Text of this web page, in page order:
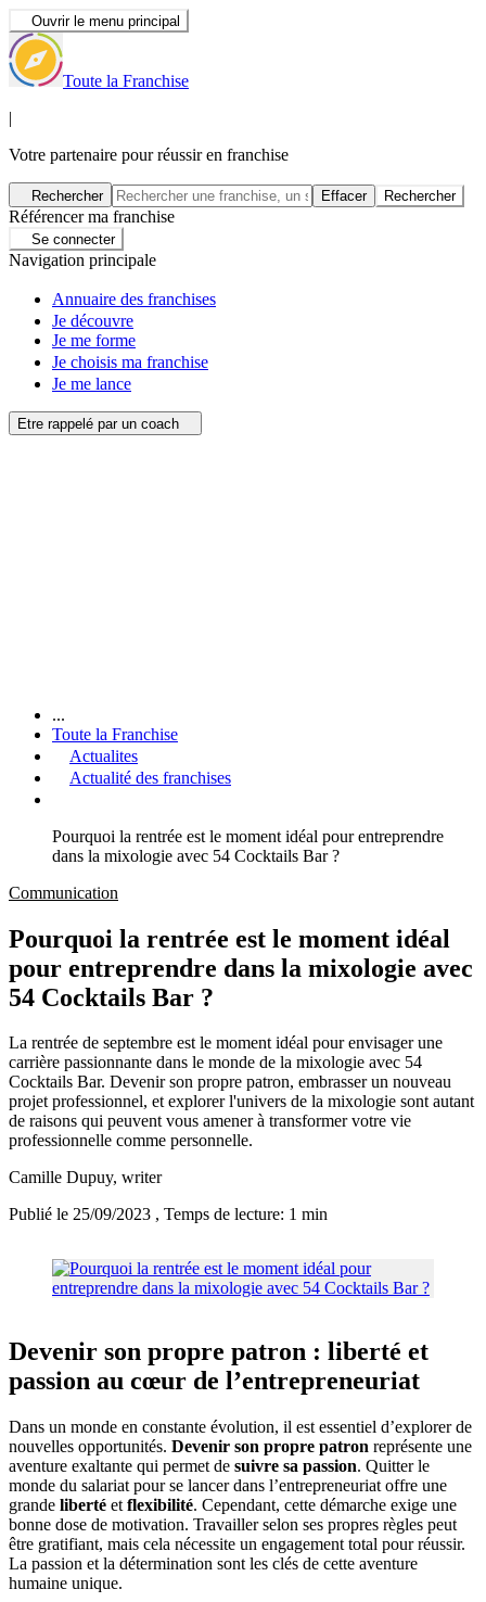
Ouvrir le menu principal
Toute la Franchise
|
Votre partenaire pour réussir en franchise
Rechercher Effacer Rechercher
Référencer ma franchise
Se connecter
Navigation principale
Annuaire des franchises
Je découvre
Je me forme
Je choisis ma franchise
Je me lance
Etre rappelé par un coach
...
Toute la Franchise
Actualites
Actualité des franchises
Pourquoi la rentrée est le moment idéal pour entreprendre
dans la mixologie avec 54 Cocktails Bar ?
Communication
Pourquoi la rentrée est le moment idéal
pour entreprendre dans la mixologie avec
54 Cocktails Bar ?
La rentrée de septembre est le moment idéal pour envisager une
carrière passionnante dans le monde de la mixologie avec 54
Cocktails Bar. Devenir son propre patron, embrasser un nouveau
projet professionnel, et explorer l'univers de la mixologie sont autant
de raisons qui peuvent vous amener à transformer votre vie
professionnelle comme personnelle.
Camille Dupuy, writer
Publié le 25/09/2023 , Temps de lecture: 1 min
Devenir son propre patron : liberté et
passion au cœur de l’entrepreneuriat
Dans un monde en constante évolution, il est essentiel d’explorer de
nouvelles opportunités. Devenir son propre patron représente une
aventure exaltante qui permet de suivre sa passion. Quitter le
monde du salariat pour se lancer dans l’entrepreneuriat offre une
grande liberté et flexibilité. Cependant, cette démarche exige une
bonne dose de motivation. Travailler selon ses propres règles peut
être gratifiant, mais cela nécessite un engagement total pour réussir.
La passion et la détermination sont les clés de cette aventure
humaine unique.